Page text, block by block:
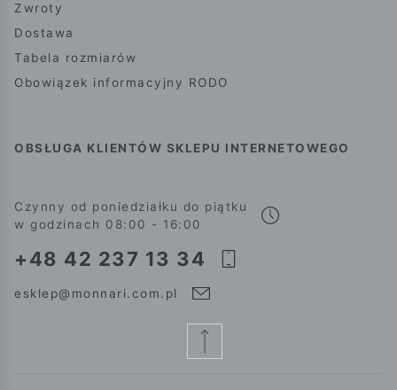
Zwroty
Dostawa
Tabela rozmiarów
Obowiązek informacyjny RODO
OBSŁUGA KLIENTÓW SKLEPU INTERNETOWEGO
Czynny od poniedziałku do piątku
w godzinach 08:00 - 16:00
+48 42 237 13 34
esklep@monnari.com.pl